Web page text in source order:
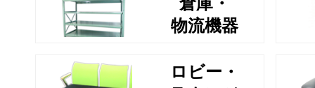
物流機器
ロビー・